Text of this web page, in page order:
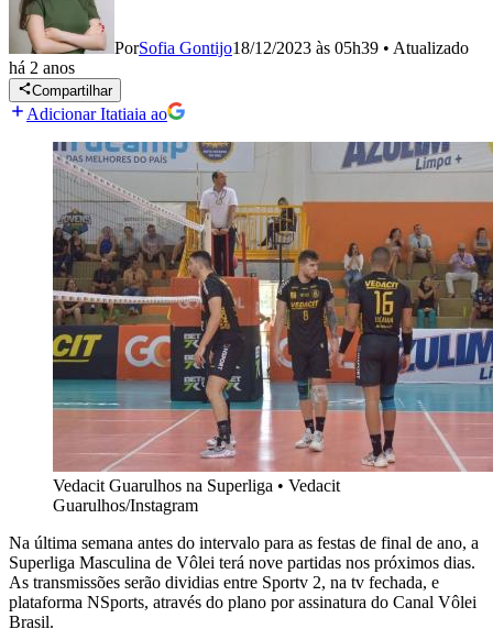
PorSofia Gontijo18/12/2023 às 05h39 • Atualizado
há 2 anos
Compartilhar
Adicionar Itatiaia ao
Vedacit Guarulhos na Superliga • Vedacit
Guarulhos/Instagram
Na última semana antes do intervalo para as festas de final de ano, a
Superliga Masculina de Vôlei terá nove partidas nos próximos dias.
As transmissões serão dividias entre Sportv 2, na tv fechada, e
plataforma NSports, através do plano por assinatura do Canal Vôlei
Brasil.